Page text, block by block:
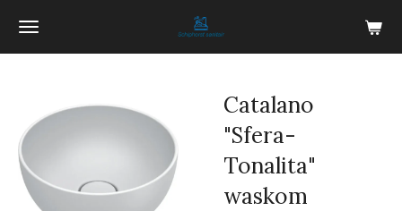
Ga
hoofdinhoud
Catalano
"Sfera-
Tonalita"
waskom